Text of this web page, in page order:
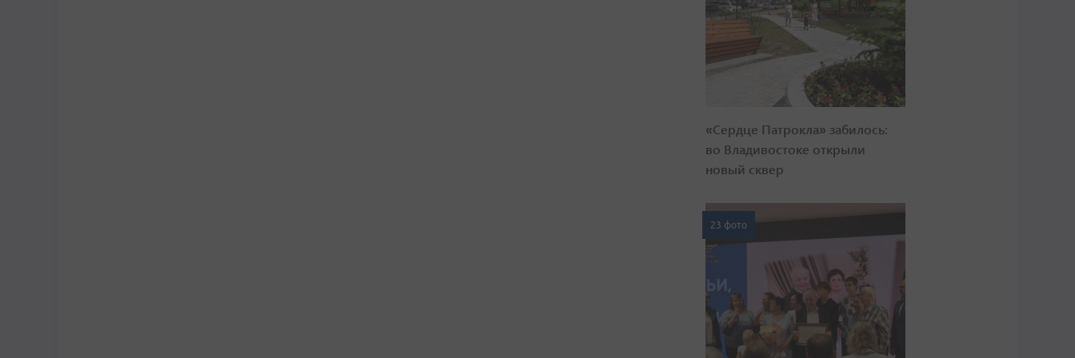
«Сердце Патрокла» забилось:
во Владивостоке открыли
новый сквер
23 фото